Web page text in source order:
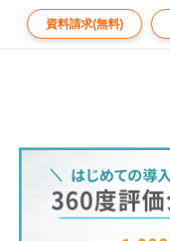
資料請求(無料)